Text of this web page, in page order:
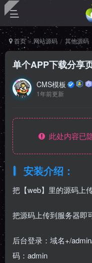
首页 网站源码 其他源码
单个APP下载分享
CMS模板
1年前更新
此处内容已
安装介绍：
把【web】里的源码上
把源码上传到服务器即
后台登录：域名+/
码：admin